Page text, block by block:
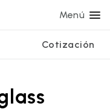
Menú
Cotización